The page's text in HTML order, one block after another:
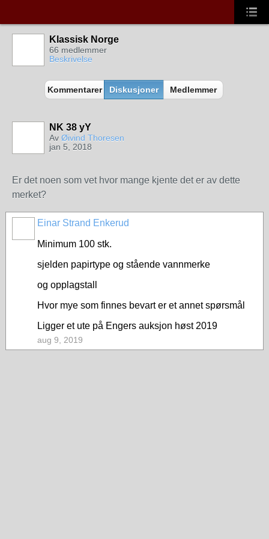
Klassisk Norge
66 medlemmer
Beskrivelse
Kommentarer Diskusjoner Medlemmer
NK 38 yY
Av Øivind Thoresen
jan 5, 2018
Er det noen som vet hvor mange kjente det er av dette
merket?
Einar Strand Enkerud
Minimum 100 stk.
sjelden papirtype og stående vannmerke
og opplagstall
Hvor mye som finnes bevart er et annet spørsmål
Ligger et ute på Engers auksjon høst 2019
aug 9, 2019